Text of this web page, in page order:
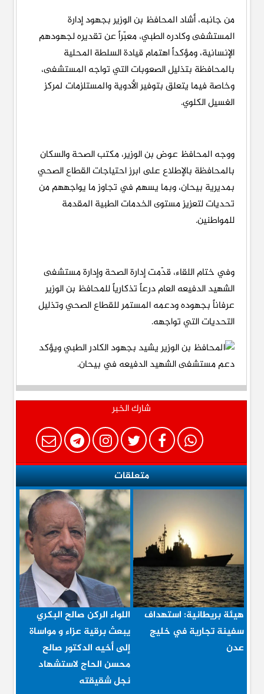
من جانبه، أشاد المحافظ بن الوزير بجهود إدارة
المستشفى وكادره الطبي، معبّراً عن تقديره لجهودهم
الإنسانية، ومؤكداً اهتمام قيادة السلطة المحلية
بالمحافظة بتذليل الصعوبات التي تواجه المستشفى،
وخاصة فيما يتعلق بتوفير الأدوية والمستلزمات لمركز
الغسيل الكلوي.
ووجه المحافظ عوض بن الوزير، مكتب الصحة والسكان
بالمحافظة بالإطلاع على ابرز احتياجات القطاع الصحي
بمديرية بيحان، وبما يسهم في تجاوز ما يواجههم من
تحديات لتعزيز مستوى الخدمات الطبية المقدمة
للمواطنين.
وفي ختام اللقاء، قدّمت إدارة الصحة وإدارة مستشفى
الشهيد الدفيعه العام درعاً تذكارياً للمحافظ بن الوزير
عرفاناً بجهوده ودعمه المستمر للقطاع الصحي وتذليل
التحديات التي تواجهه.
شارك الخبر
متعلقات
هيئة بريطانية: استهداف
سفينة تجارية في خليج
عدن
اللواء الركن صالح البكري
يبعث برقية عزاء و مواساة
إلى أخيه الدكتور صالح
محسن الحاج لاستشهاد
نجل شقيقته